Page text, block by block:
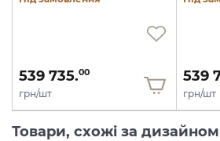
539 735.00
грн/шт
539
грн/шт
Товари, схожі за дизайном